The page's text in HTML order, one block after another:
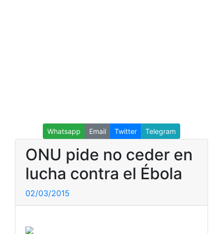
Whatsapp Email Twitter Telegram
ONU pide no ceder en
lucha contra el Ébola
02/03/2015